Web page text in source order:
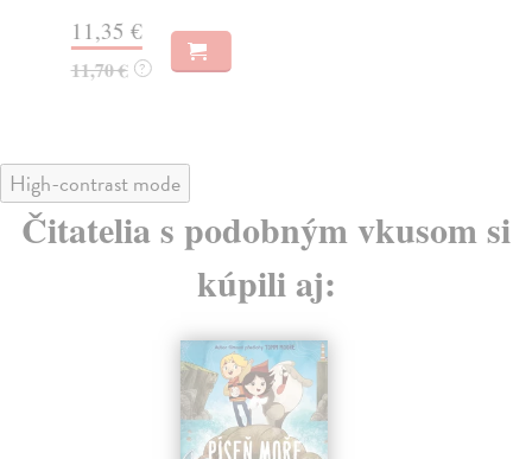
11,35 €
11,70 € ?
High-contrast mode
Čitatelia s podobným vkusom si
kúpili aj: